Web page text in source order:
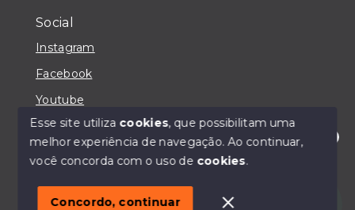
Olá! Estou disponível para te ajudar.
Social
Instagram
Facebook
Youtube
© Copyright 2026 - IMOBILIÁRIA CASA MAIORI -
SITE PARA IMOBILIARIA
Esse site utiliza cookies, que possibilitam uma
melhor experiência de navegação.Ao continuar,
você concorda com o uso de cookies.
Concordo, continuar